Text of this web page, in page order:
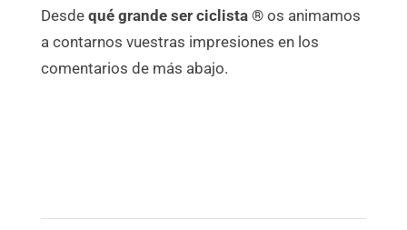
Desde qué grande ser ciclista ®os animamos
a contarnos vuestras impresiones en los
comentarios de más abajo.